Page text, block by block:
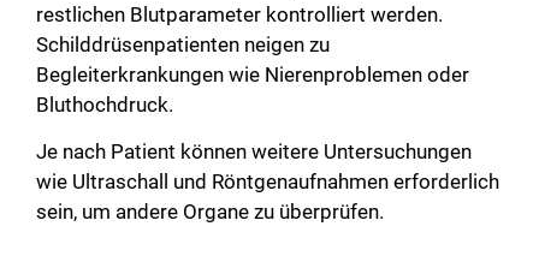
restlichen Blutparameter kontrolliert werden.
Schilddrüsenpatienten neigen zu
Begleiterkrankungen wie Nierenproblemen oder
Bluthochdruck.
Je nach Patient können weitere Untersuchungen
wie Ultraschall und Röntgenaufnahmen erforderlich
sein, um andere Organe zu überprüfen.